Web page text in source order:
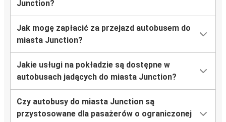
Junction?
Jak mogę zapłacić za przejazd autobusem do
miasta Junction?
Jakie usługi na pokładzie są dostępne w
autobusach jadących do miasta Junction?
Czy autobusy do miasta Junction są
przystosowane dla pasażerów o ograniczonej